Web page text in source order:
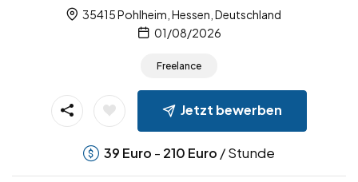
35415 Pohlheim, Hessen, Deutschland
01/08/2026
Freelance
Jetzt bewerben
39 Euro - 210 Euro / Stunde